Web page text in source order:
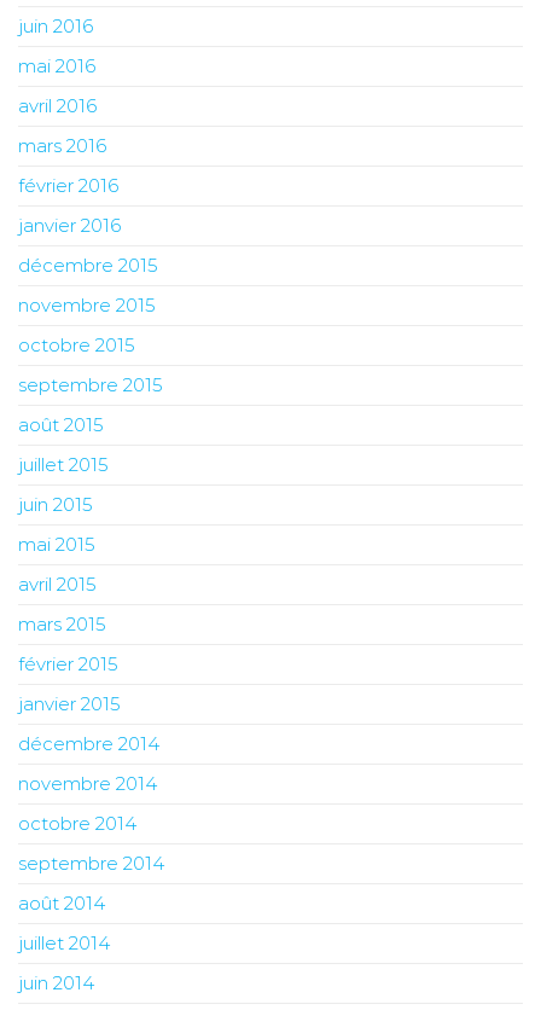
juin 2016
mai 2016
avril 2016
mars 2016
février 2016
janvier 2016
décembre 2015
novembre 2015
octobre 2015
septembre 2015
août 2015
juillet 2015
juin 2015
mai 2015
avril 2015
mars 2015
février 2015
janvier 2015
décembre 2014
novembre 2014
octobre 2014
septembre 2014
août 2014
juillet 2014
juin 2014